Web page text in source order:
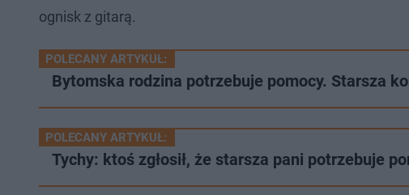
ognisk z gitarą.
POLECANY ARTYKUŁ:
Bytomska rodzina potrzebuje pomocy. Starsza
POLECANY ARTYKUŁ:
Tychy: ktoś zgłosił, że starsza pani potrzebuje